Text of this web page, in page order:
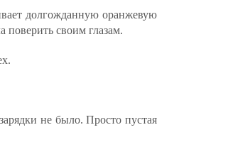
долгожданную оранжевую
поверить своим глазам.
не было. Просто пустая